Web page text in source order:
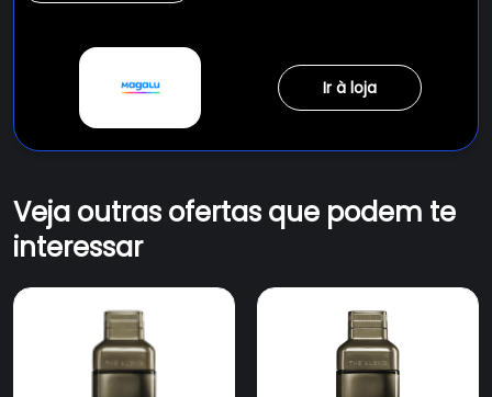
Ir à loja
Veja outras ofertas que podem te
interessar